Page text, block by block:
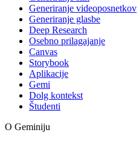
Generiranje videoposnetkov
Generiranje glasbe
Deep Research
Osebno prilagajanje
Canvas
Storybook
Aplikacije
Gemi
Dolg kontekst
Študenti
O Geminiju